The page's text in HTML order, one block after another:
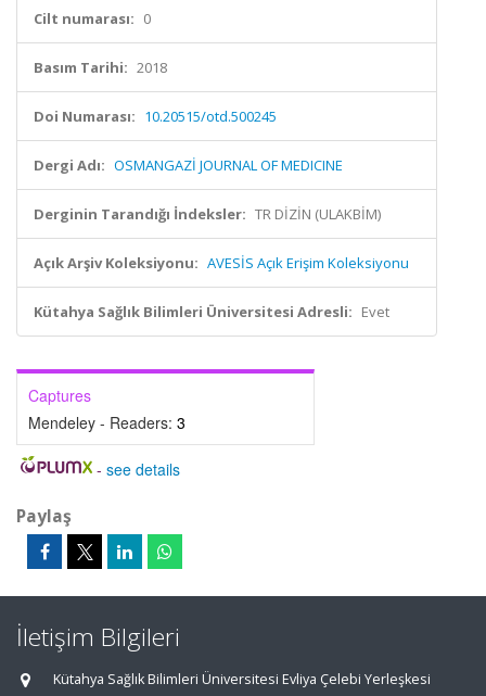
Cilt numarası: 0
Basım Tarihi: 2018
Doi Numarası: 10.20515/otd.500245
Dergi Adı: OSMANGAZİ JOURNAL OF MEDICINE
Derginin Tarandığı İndeksler: TR DİZİN (ULAKBİM)
Açık Arşiv Koleksiyonu: AVESİS Açık Erişim Koleksiyonu
Kütahya Sağlık Bilimleri Üniversitesi Adresli: Evet
Captures
Mendeley - Readers: 3
- see details
Paylaş
İletişim Bilgileri
Kütahya Sağlık Bilimleri Üniversitesi Evliya Çelebi Yerleşkesi